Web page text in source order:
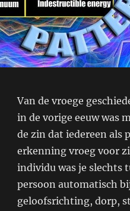
Van de vroege
in de vorige eeuw was
de zin dat iedereen als
erkenning vroeg voor
individu was je slechts
persoon automatisch
geloofsrichting, dorp,